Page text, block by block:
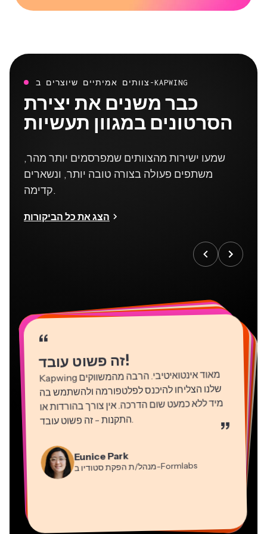
צוותים אמיתיים שיוצרים ב-KAPWING
כבר משנים את יצירת
הסרטונים במגוון תעשיות
שמעו ישירות מהצוותים שמפרסמים יותר מהר,
משתפים פעולה בצורה טובה יותר, ונשארים
קדימה.
הצג את כל הביקורות
“
זה פשוט עובד!
Kapwing
מאוד אינטואיטיבי. הרבה מהמשווקים
שלנו הצליחו להיכנס לפלטפורמה ולהשתמש בה
מיד ללא כמעט שום הדרכה. אין צורך בהורדות או
התקנות - זה פשוט עובד
. ”
Eunice Park
מנהל/ת הפקת סטודיו ב-Formlabs
“
“
Panos Papagapiou
“
Gracie Peng
מנהל/ת תוכן
“
“
יועץ
“
Dina Segovia